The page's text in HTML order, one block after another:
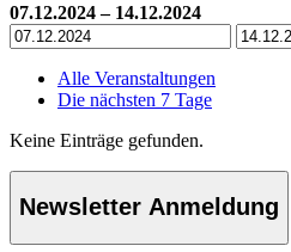
07.12.2024 – 14.12.2024
Alle Veranstaltungen
Die nächsten 7 Tage
Keine Einträge gefunden.
Newsletter Anmeldung